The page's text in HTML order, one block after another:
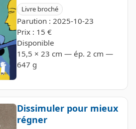
Livre broché
Parution : 2025-10-23
Prix : 15 €
Disponible
15,5 × 23 cm — ép. 2 cm —
647 g
Dissimuler pour mieux
régner